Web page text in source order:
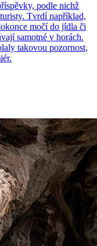
podle nichž
Tvrdí například,
močí do jídla či
samotné v horách.
takovou pozornost,